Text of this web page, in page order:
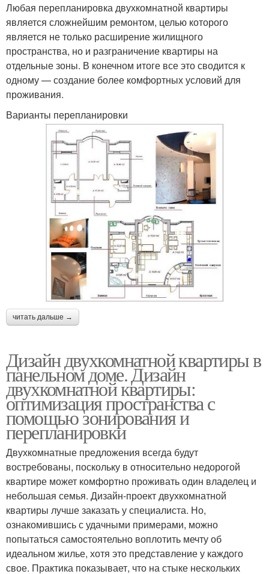
Любая перепланировка двухкомнатной квартиры
является сложнейшим ремонтом, целью которого
является не только расширение жилищного
пространства, но и разграничение квартиры на
отдельные зоны. В конечном итоге все это сводится к
одному — создание более комфортных условий для
проживания.
Варианты перепланировки
читать дальше →
Дизайн двухкомнатной квартиры в
панельном доме. Дизайн
двухкомнатной квартиры:
оптимизация пространства с
помощью зонирования и
перепланировки
Двухкомнатные предложения всегда будут
востребованы, поскольку в относительно недорогой
квартире может комфортно проживать один владелец и
небольшая семья. Дизайн-проект двухкомнатной
квартиры лучше заказать у специалиста. Но,
ознакомившись с удачными примерами, можно
попытаться самостоятельно воплотить мечту об
идеальном жилье, хотя это представление у каждого
свое. Практика показывает, что на стыке нескольких